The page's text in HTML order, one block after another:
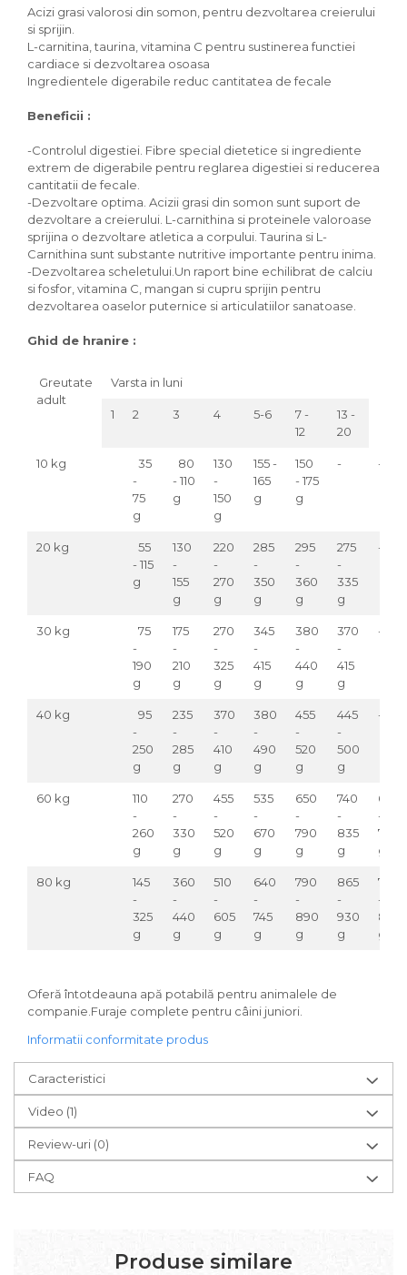
Acizi grasi valorosi din somon, pentru dezvoltarea creierului
si sprijin.
L-carnitina, taurina, vitamina C pentru sustinerea functiei
cardiace si dezvoltarea osoasa
Ingredientele digerabile reduc cantitatea de fecale
Beneficii :
-Controlul digestiei. Fibre special dietetice si ingrediente
extrem de digerabile pentru reglarea digestiei si reducerea
cantitatii de fecale.
-Dezvoltare optima. Acizii grasi din somon sunt suport de
dezvoltare a creierului. L-carnithina si proteinele valoroase
sprijina o dezvoltare atletica a corpului. Taurina si L-
Carnithina sunt substante nutritive importante pentru inima.
-Dezvoltarea scheletului.Un raport bine echilibrat de calciu
si fosfor, vitamina C, mangan si cupru sprijin pentru
dezvoltarea oaselor puternice si articulatiilor sanatoase.
Ghid de hranire :
Greutate
adult
Varsta in luni
1 2 3 4 5-6
7 -
12
13 -
20
10 kg
35
-
75
g
80
- 110
g
130
-
150
g
155 -
165
g
150
- 175
g
- -
20 kg
55
- 115
g
130
-
155
g
220
-
270
g
285
-
350
g
295
-
360
g
275
-
335
g
-
30 kg
75
-
190
g
175
-
210
g
270
-
325
g
345
-
415
g
380
-
440
g
370
-
415
g
-
40 kg
95
-
250
g
235
-
285
g
370
-
410
g
380
-
490
g
455
-
520
g
445
-
500
g
-
60 kg
110
-
260
g
270
-
330
g
455
-
520
g
535
-
670
g
650
-
790
g
740
-
835
g
695
-
780
g
80 kg
145
-
325
g
360
-
440
g
510
-
605
g
640
-
745
g
790
-
890
g
865
-
930
g
790
-
835
g
Oferă întotdeauna apă potabilă pentru animalele de
companie.Furaje complete pentru câini juniori.
Informatii conformitate produs
Caracteristici
Video (1)
Review-uri (0)
FAQ
Produse similare